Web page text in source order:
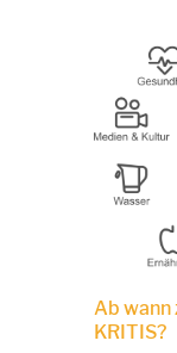
Ab wann
KRITIS?